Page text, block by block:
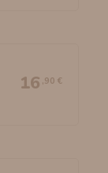
16 ,90 €